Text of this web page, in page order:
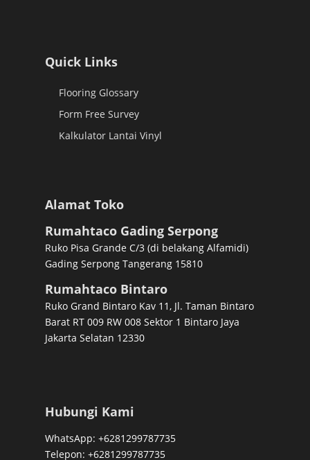
Quick Links
Flooring Glossary
Form Free Survey
Kalkulator Lantai Vinyl
Alamat Toko
Rumahtaco Gading Serpong
Ruko Pisa Grande C/3 (di belakang Alfamidi)
Gading Serpong Tangerang 15810
Rumahtaco Bintaro
Ruko Grand Bintaro Kav 11, Jl. Taman Bintaro
Barat RT 009 RW 008 Sektor 1 Bintaro Jaya
Jakarta Selatan 12330
Hubungi Kami
WhatsApp: +6281299787735
Telepon: +6281299787735